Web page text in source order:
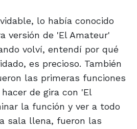
lo había conocido
versión de 'El Amateur'
volví, entendí por qué
es precioso. También
las primeras funciones
de gira con 'El
la función y ver a todo
sala llena, fueron las